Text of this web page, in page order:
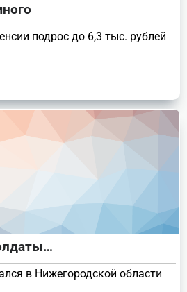
подрос до 6,3 тыс. рублей
в Нижегородской области